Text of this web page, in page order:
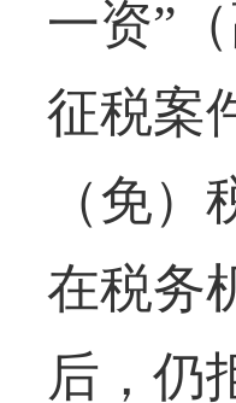
一资”
征税案
（免
在税务
后，仍